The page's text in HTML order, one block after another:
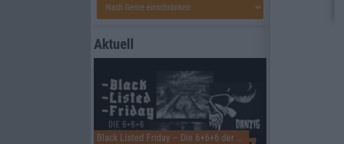
Aktuell
Black Listed Friday – Die 6+6+6 der Woche